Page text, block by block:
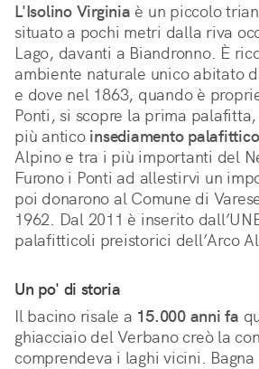
L'Isolino Virginia è un piccolo
situato a pochi metri dalla riva
Lago, davanti a Biandronno. È
ambiente naturale unico abitato
e dove nel 1863, quando è
Ponti, si scopre la prima
più antico insediamento
Alpino e tra i più importanti del
Furono i Ponti ad allestirvi un
poi donarono al Comune di
1962. Dal 2011 è inserito
palafitticoli preistorici dell’Arco
Un po' di storia
Il bacino risale a 15.000 anni fa
ghiacciaio del Verbano creò la
comprendeva i laghi vicini.